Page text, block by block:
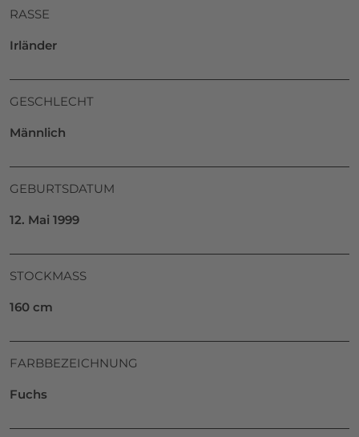
RASSE
Irländer
GESCHLECHT
Männlich
GEBURTSDATUM
12. Mai 1999
STOCKMASS
160 cm
FARBBEZEICHNUNG
Fuchs